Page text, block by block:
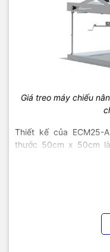
Giá treo máy chiếu
Thiết kế của
thước 50cm x 50cm